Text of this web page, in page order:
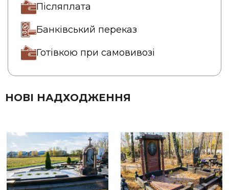
Післяплата
Банківський переказ
Готівкою при самовивозі
НОВІ НАДХОДЖЕННЯ